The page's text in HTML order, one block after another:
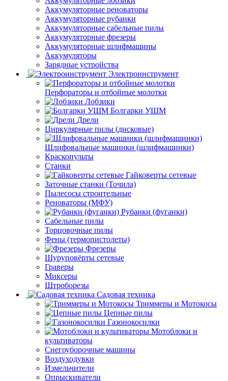
Аккумуляторные реноваторы
Аккумуляторные рубанки
Аккумуляторные сабельные пилы
Аккумуляторные фрезеры
Аккумуляторные шлифмашины
Аккумуляторы
Зарядные устройства
Электроинструмент
Перфораторы и отбойные молотки
Лобзики
Болгарки УШМ
Дрели
Циркулярные пилы (дисковые)
Шлифовальные машинки (шлифмашинки)
Краскопульты
Станки
Гайковерты сетевые
Заточные станки (Точила)
Пылесосы строительные
Реноваторы (МФУ)
Рубанки (фуганки)
Сабельные пилы
Торцовочные пилы
Фены (термопистолеты)
Фрезеры
Шуруповёрты сетевые
Граверы
Миксеры
Штроборезы
Садовая техника
Триммеры и Мотокосы
Цепные пилы
Газонокосилки
Мотоблоки и
культиваторы
Снегоуборочные машины
Воздуходувки
Измельчители
Опрыскиватели